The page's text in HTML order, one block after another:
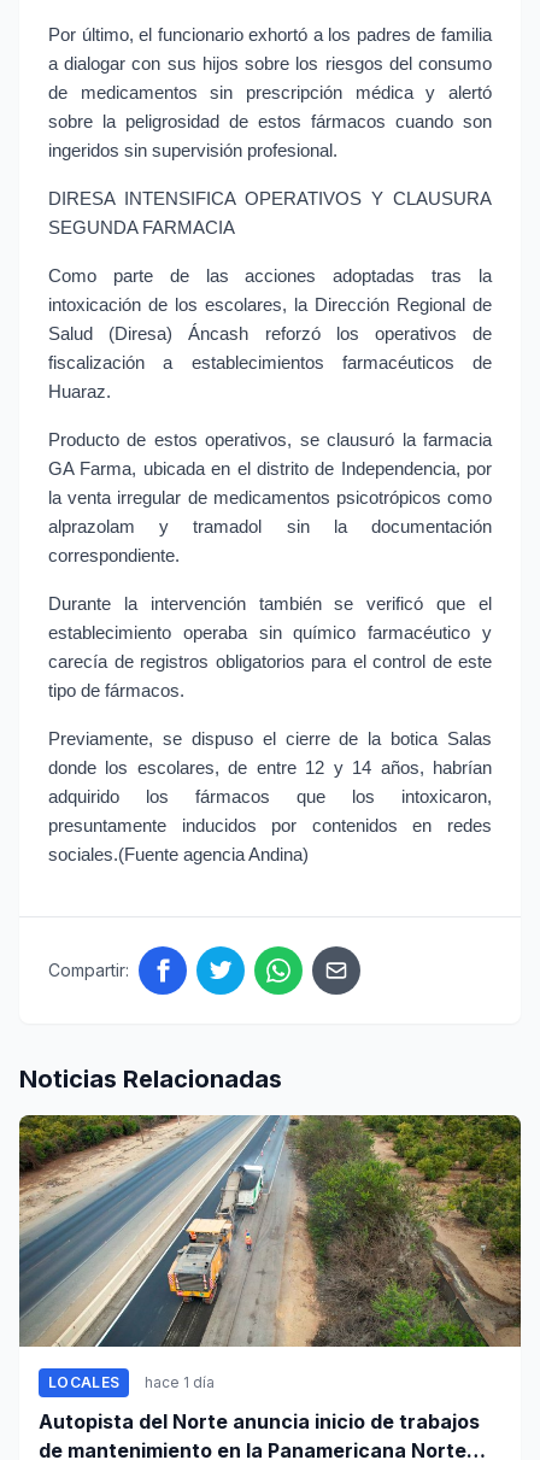
Por último, el funcionario exhortó a los padres de familia
a dialogar con sus hijos sobre los riesgos del consumo
de medicamentos sin prescripción médica y alertó
sobre la peligrosidad de estos fármacos cuando son
ingeridos sin supervisión profesional.
DIRESA INTENSIFICA OPERATIVOS Y CLAUSURA
SEGUNDA FARMACIA
Como parte de las acciones adoptadas tras la
intoxicación de los escolares, la Dirección Regional de
Salud (Diresa) Áncash reforzó los operativos de
fiscalización a establecimientos farmacéuticos de
Huaraz.
Producto de estos operativos, se clausuró la farmacia
GA Farma, ubicada en el distrito de Independencia, por
la venta irregular de medicamentos psicotrópicos como
alprazolam y tramadol sin la documentación
correspondiente.
Durante la intervención también se verificó que el
establecimiento operaba sin químico farmacéutico y
carecía de registros obligatorios para el control de este
tipo de fármacos.
Previamente, se dispuso el cierre de la botica Salas
donde los escolares, de entre 12 y 14 años, habrían
adquirido los fármacos que los intoxicaron,
presuntamente inducidos por contenidos en redes
sociales.(Fuente agencia Andina)
Compartir:
Noticias Relacionadas
LOCALES hace 1 día
Autopista del Norte anuncia inicio de trabajos
de mantenimiento en la Panamericana Norte